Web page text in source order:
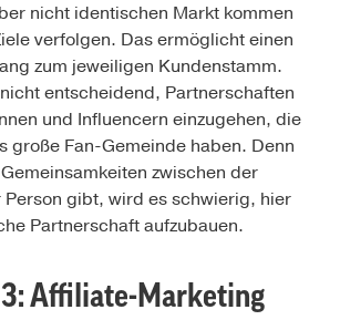
nicht identischen Markt kommen
verfolgen. Das ermöglicht einen
zum jeweiligen Kundenstamm.
entscheidend, Partnerschaften
und Influencern einzugehen, die
große Fan-Gemeinde haben. Denn
zwischen der
Person gibt, wird es schwierig, hier
Partnerschaft aufzubauen.
Affiliate-Marketing